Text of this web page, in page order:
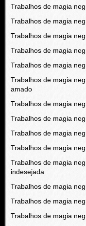
Trabalhos de magia
Trabalhos de magia
Trabalhos de magia
Trabalhos de magia
Trabalhos de magia
Trabalhos de magia
amado
Trabalhos de magia
Trabalhos de magia
Trabalhos de magia
Trabalhos de magia
Trabalhos de magia
indesejada
Trabalhos de magia
Trabalhos de magia
Trabalhos de magia